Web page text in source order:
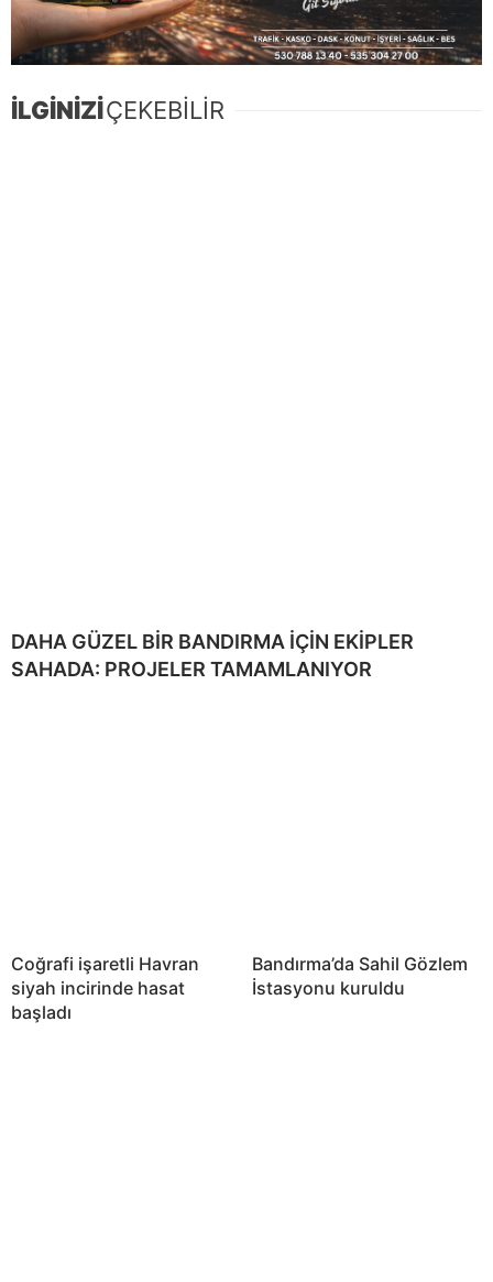
İLGİNİZİÇEKEBİLİR
DAHA GÜZEL BİR BANDIRMA İÇİN EKİPLER
SAHADA: PROJELER TAMAMLANIYOR
Coğrafi işaretli Havran
siyah incirinde hasat
başladı
Bandırma’da Sahil Gözlem
İstasyonu kuruldu